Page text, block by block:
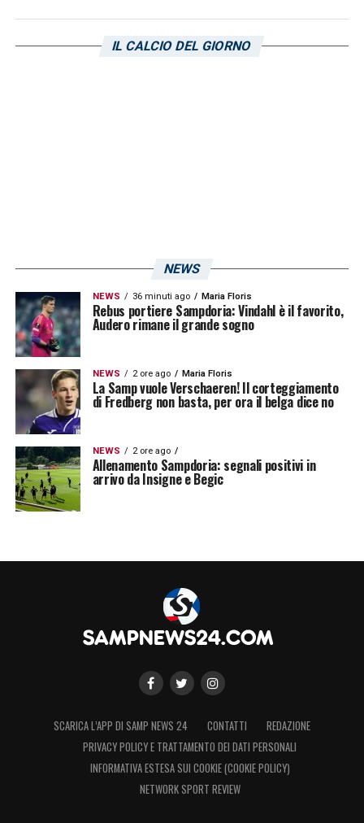
tuttavia, il giocatore sembrerebbe orientato a
restare a Genova, e pertanto dovrebbe
IL CALCIO DEL GIORNO
NEWS
NEWS 36 minuti ago Maria Floris
Rebus portiere Sampdoria: Vindahl è il favorito,
Audero rimane il grande sogno
NEWS 2 ore ago Maria Floris
La Samp vuole Verschaeren! Il corteggiamento
di Fredberg non basta, per ora il belga dice no
NEWS 2 ore ago
Allenamento Sampdoria: segnali positivi in
arrivo da Insigne e Begic
SCARICA L’APP DI SAMP NEWS 24 CONTATTI
REDAZIONE
PRIVACY POLICY E TRATTAMENTO DEI DATI PERSONALI
INFORMATIVA ESTESA SUI COOKIE (COOKIE POLICY)
NETWORK SPORT REVIEW